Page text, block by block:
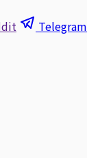
Telegram